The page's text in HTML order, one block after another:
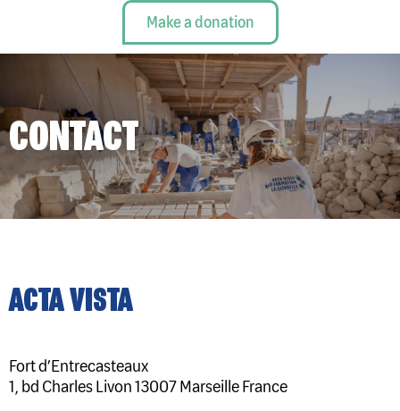
Make a donation
CONTACT
ACTA VISTA
Fort d’Entrecasteaux
1, bd Charles Livon 13007 Marseille France